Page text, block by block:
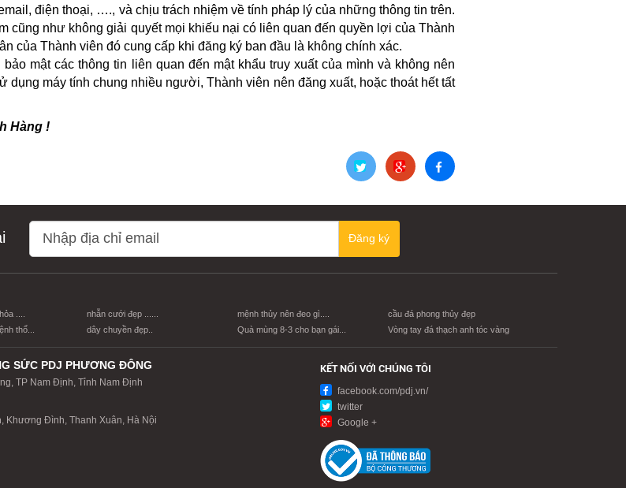
điện thoại, …., và chịu trách nhiệm về tính pháp lý của những thông tin trên.
cũng như không giải quyết mọi khiếu nại có liên quan đến quyền lợi của Thành
của Thành viên đó cung cấp khi đăng ký ban đầu là không chính xác.
mật các thông tin liên quan đến mật khẩu truy xuất của mình và không nên
máy tính chung nhiều người, Thành viên nên đăng xuất, hoặc thoát hết tất
Hàng !
Đăng ký
.... nhẫn cưới đẹp ...... mệnh thủy nên đeo gì....
cầu đá phong thủy đẹp
thổ... dây chuyền đẹp.. Quà mùng 8-3 cho bạn gái... Vòng tay đá thạch anh tóc vàng
SỨC PDJ PHƯƠNG ĐÔNG
TP Nam Định, Tỉnh Nam Định
Khương Đình, Thanh Xuân, Hà Nội
KẾT NỐI VỚI CHÚNG TÔI
facebook.com/pdj.vn/
twitter
Google +